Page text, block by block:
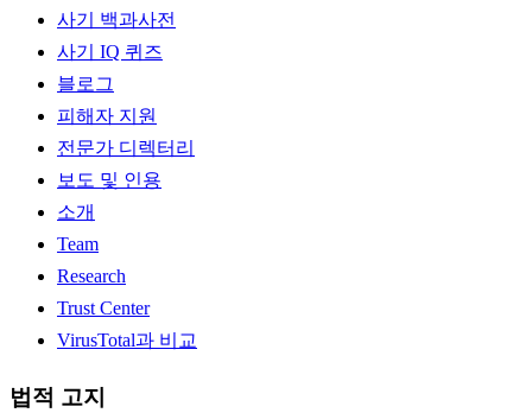
사기 백과사전
사기 IQ 퀴즈
블로그
피해자 지원
전문가 디렉터리
보도 및 인용
소개
Team
Research
Trust Center
VirusTotal과 비교
법적 고지